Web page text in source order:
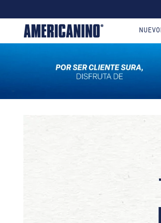
NUEVO